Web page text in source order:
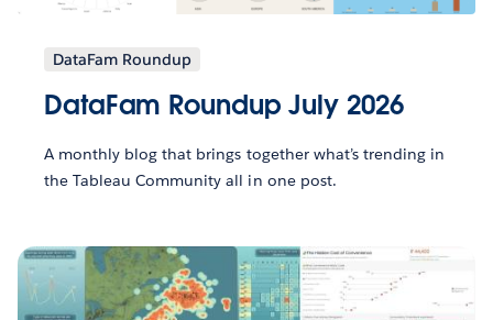
DataFam Roundup
DataFam Roundup July 2026
A monthly blog that brings together what’s trending in
the Tableau Community all in one post.